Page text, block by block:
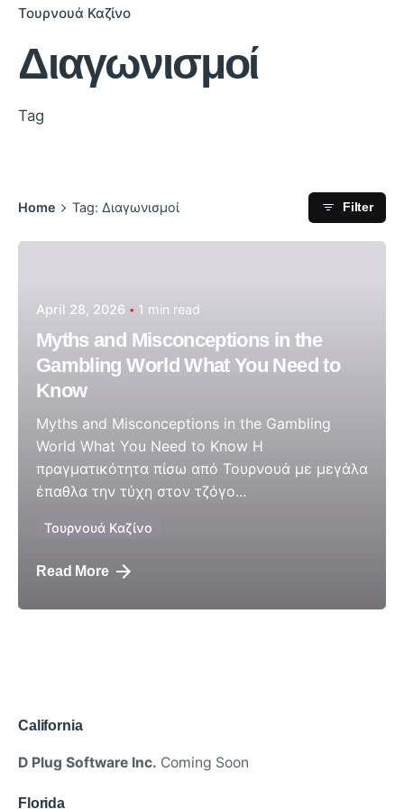
Τουρνουά Καζίνο
Διαγωνισμοί
Tag
Home Tag: Διαγωνισμοί Filter
April 28, 2026
1 min read
Myths and Misconceptions in the
Gambling World What You Need to
Know
Myths and Misconceptions in the Gambling
World What You Need to Know Η
πραγματικότητα πίσω από Τουρνουά με μεγάλα
έπαθλα την τύχη στον τζόγο...
Τουρνουά Καζίνο
Read More
California
D Plug Software Inc. Coming Soon
Florida